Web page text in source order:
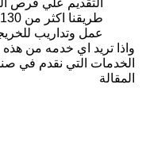
عمل وتداريب
تريد اي خدمه من هذه
التي نقدم في